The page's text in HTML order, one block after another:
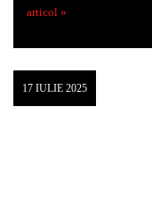
articol »
17 IULIE 2025